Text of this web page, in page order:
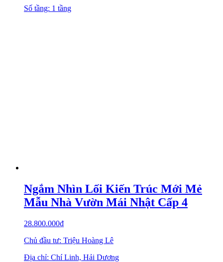
Số tầng: 1 tầng
Ngắm Nhìn Lối Kiến Trúc Mới Mẻ
Mẫu Nhà Vườn Mái Nhật Cấp 4
28.800.000₫
Chủ đầu tư: Triệu Hoàng Lê
Địa chỉ: Chí Linh, Hải Dương